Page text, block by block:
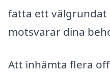
fatta ett välgrundat
motsvarar dina
Att inhämta flera